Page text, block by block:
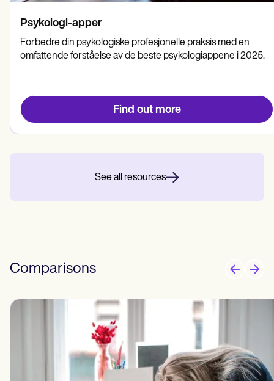
Psykologi-apper
Forbedre din psykologiske profesjonelle praksis med en
omfattende forståelse av de beste psykologiappene i 2025.
Find out more
See all resources
Comparisons